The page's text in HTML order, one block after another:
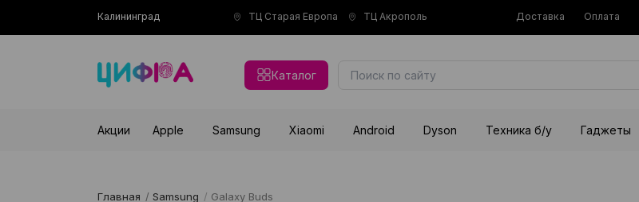
Калининград ТЦ Старая Европа ТЦ Акрополь Доставка Оплата
Каталог
Акции Apple Samsung Xiaomi Android Dyson Техника б/у Гаджеты
Главная / Samsung / Galaxy Buds